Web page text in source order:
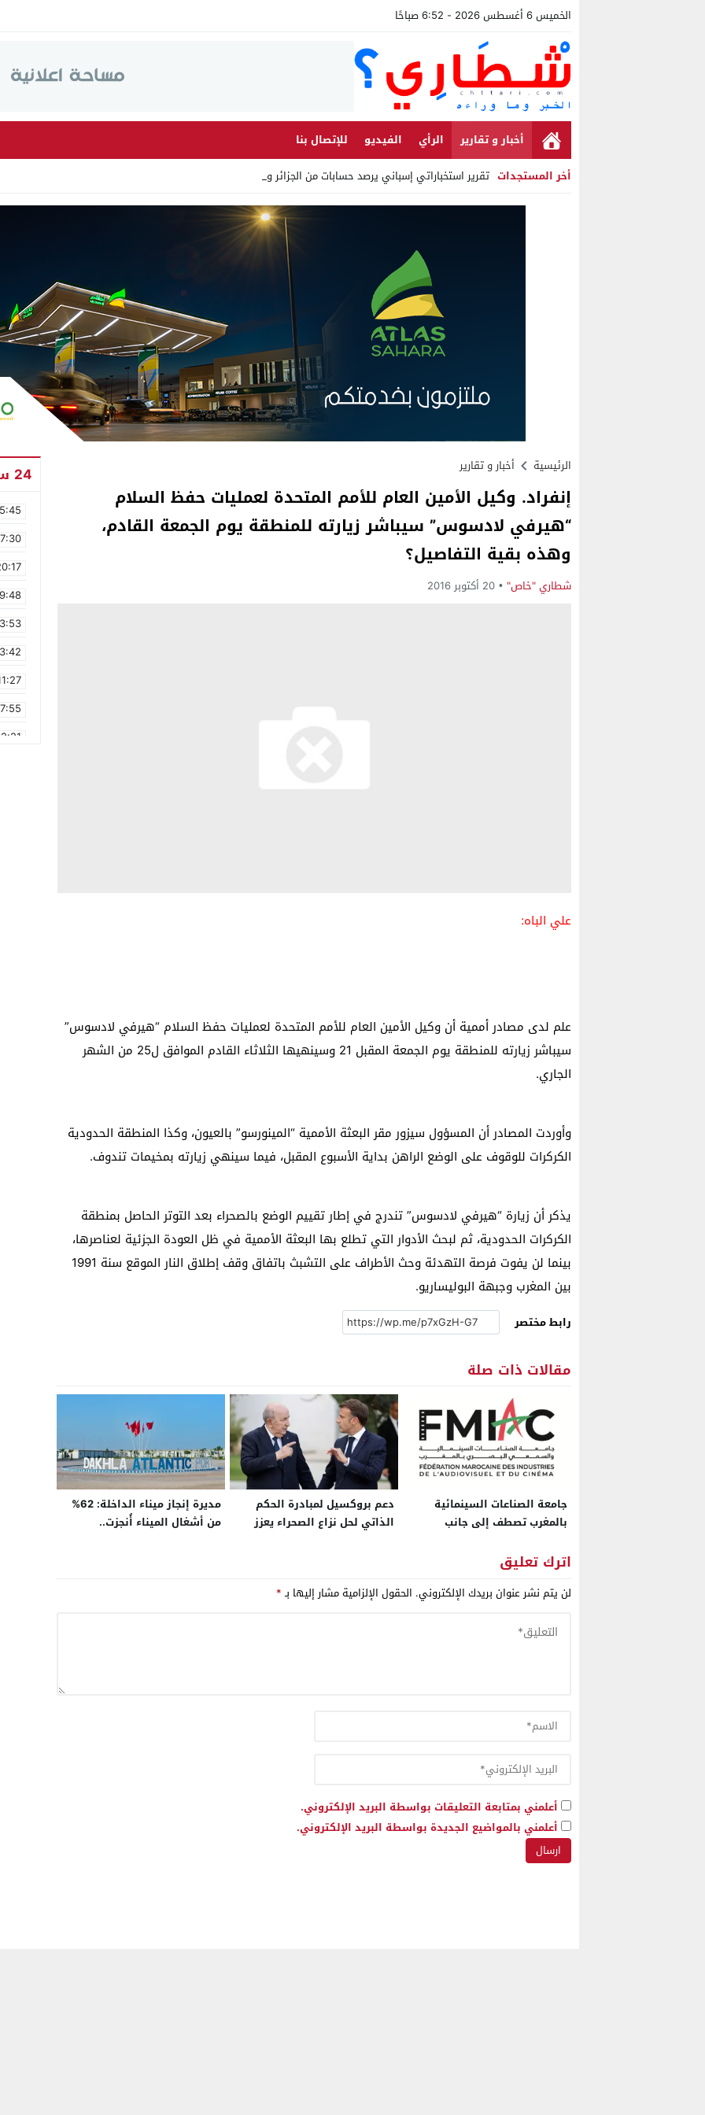
الخميس 6 أغسطس 2026 - 6:52 صباحًا
أخبار و تقارير الرأي الفيديو
للإتصال بنا
أخر المستجدات تقرير استخباراتي إسباني يرصد حسابات من الجزائر وأرقاما بـ _
Stop
الرئيسية أخبار و تقارير
إنفراد. وكيل الأمين العام للأمم المتحدة لعمليات حفظ السلام
“هيرفي لادسوس” سيباشر زيارته للمنطقة يوم الجمعة القادم،
وهذه بقية التفاصيل؟
شطاري "خاص" 20 أكتوبر 2016
علي الباه:
علم لدى مصادر أممية أن وكيل الأمين العام للأمم المتحدة لعمليات حفظ السلام “هيرفي لادسوس”
سيباشر زيارته للمنطقة يوم الجمعة المقبل 21 وسينهيها الثلاثاء القادم الموافق ل25 من الشهر
الجاري.
وأوردت المصادر أن المسؤول سيزور مقر البعثة الأممية “المينورسو” بالعيون، وكذا المنطقة الحدودية
الكركرات للوقوف على الوضع الراهن بداية الأسبوع المقبل، فيما سينهي زيارته بمخيمات تندوف.
يذكر أن زيارة “هيرفي لادسوس” تندرج في إطار تقييم الوضع بالصحراء بعد التوتر الحاصل بمنطقة
الكركرات الحدودية، ثم لبحث الأدوار التي تطلع بها البعثة الأممية في ظل العودة الجزئية لعناصرها،
بينما لن يفوت فرصة التهدئة وحث الأطراف على التشبث باتفاق وقف إطلاق النار الموقع سنة 1991
بين المغرب وجبهة البوليساريو.
رابط مختصر
مقالات ذات صلة
جامعة الصناعات السينمائية
بالمغرب تصطف إلى جانب
الوهمية
دعم بروكسيل لمبادرة الحكم
الذاتي لحل نزاع الصحراء يعزز
مديرة إنجاز ميناء الداخلة: 62%
من أشغال الميناء أُنجزت..
اترك تعليق
لن يتم نشر عنوان بريدك الإلكتروني. الحقول الإلزامية مشار إليها بـ*
أعلمني بمتابعة التعليقات بواسطة البريد الإلكتروني.
أعلمني بالمواضيع الجديدة بواسطة البريد الإلكتروني.
24 ساعة